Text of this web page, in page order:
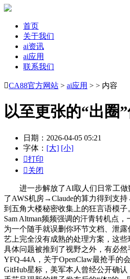
首页
关于我们
ai资讯
ai应用
联系我们
CA88官方网站 > ai应用 > > 内容
以至更张的“出圈”
日期：2026-04-05 05:21
字体： [大] [小]
打印
关闭
进一步解放了AI取人们日常工做数
了AWS机房→Claude的算力得到支
到五角大楼秘密收集上的狂言语模
Sam Altman频频强调的汗青转机点
为一个随手就误删你环节文档、泄
艺上完全没有成熟的处理方案，这
具体问题被推到了视野之外，有必
YFQ-44A，关于OpenClaw最抢手的
GitHub星标，美军本人曾经公开确